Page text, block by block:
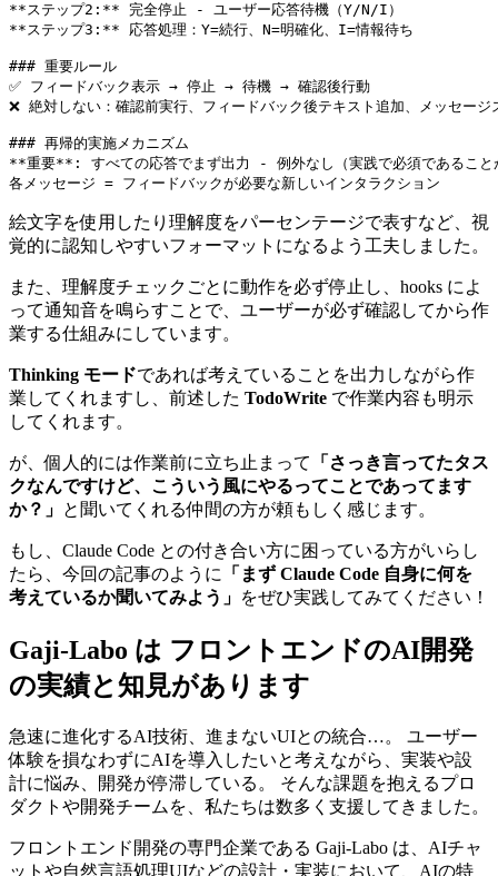
**ステップ2:** 完全停止 - ユーザー応答待機（Y/N/I）
**ステップ3:** 応答処理：Y=続行、N=明確化、I=情報待ち
### 重要ルール
✅ フィードバック表示 → 停止 → 待機 → 確認後行動
❌ 絶対しない：確認前実行、フィードバック後テキスト追加、メッセージ
### 再帰的実施メカニズム
**重要**: すべての応答でまず出力 - 例外なし（実践で必須であること
各メッセージ = フィードバックが必要な新しいインタラクション
絵文字を使用したり理解度をパーセンテージで表すなど、視
覚的に認知しやすいフォーマットになるよう工夫しました。
また、理解度チェックごとに動作を必ず停止し、hooks によ
って通知音を鳴らすことで、ユーザーが必ず確認してから作
業する仕組みにしています。
Thinking モードであれば考えていることを出力しながら作
業してくれますし、前述した TodoWrite で作業内容も明示
してくれます。
が、個人的には作業前に立ち止まって
「さっき言ってたタス
クなんですけど、こういう風にやるってことであってます
か？」 と聞いてくれる仲間の方が頼もしく感じます。
もし、Claude Code との付き合い方に困っている方がいらし
たら、今回の記事のように 「まず Claude Code 自身に何を
考えているか聞いてみよう」 をぜひ実践してみてください！
Gaji-Labo は フロントエンドのAI開発
の実績と知見があります
急速に進化するAI技術、進まないUIとの統合…。 ユーザー
体験を損なわずにAIを導入したいと考えながら、実装や設
計に悩み、開発が停滞している。 そんな課題を抱えるプロ
ダクトや開発チームを、私たちは数多く支援してきました。
フロントエンド開発の専門企業である Gaji-Labo は、AIチャ
ットや自然言語処理UIなどの設計・実装において、AIの特